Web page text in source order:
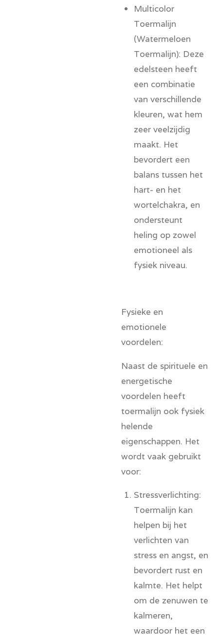
Multicolor
Toermalijn
(Watermeloen
Toermalijn): Deze
edelsteen heeft
een combinatie
van verschillende
kleuren, wat hem
zeer veelzijdig
maakt. Het
bevordert een
balans tussen het
hart- en het
wortelchakra, en
ondersteunt
heling op zowel
emotioneel als
fysiek niveau.
Fysieke en
emotionele
voordelen:
Naast de spirituele en
energetische
voordelen heeft
toermalijn ook fysiek
helende
eigenschappen. Het
wordt vaak gebruikt
voor:
Stressverlichting:
Toermalijn kan
helpen bij het
verlichten van
stress en angst, en
bevordert rust en
kalmte. Het helpt
om de zenuwen te
kalmeren,
waardoor het een